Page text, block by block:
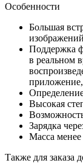
Особенности
Большая
Поддержка
в реальном
приложение,
Высокая
Зарядка
Масса менее
Также для заказа